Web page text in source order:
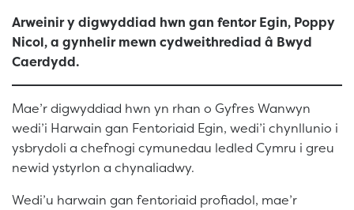
Arweinir y digwyddiad hwn gan fentor Egin, Poppy
Nicol, a gynhelir mewn cydweithrediad â Bwyd
Caerdydd.
Mae’r digwyddiad hwn yn rhan o Gyfres Wanwyn
wedi’i Harwain gan Fentoriaid Egin, wedi’i chynllunio i
ysbrydoli a chefnogi cymunedau ledled Cymru i greu
newid ystyrlon a chynaliadwy.
Wedi’u harwain gan fentoriaid profiadol, mae’r